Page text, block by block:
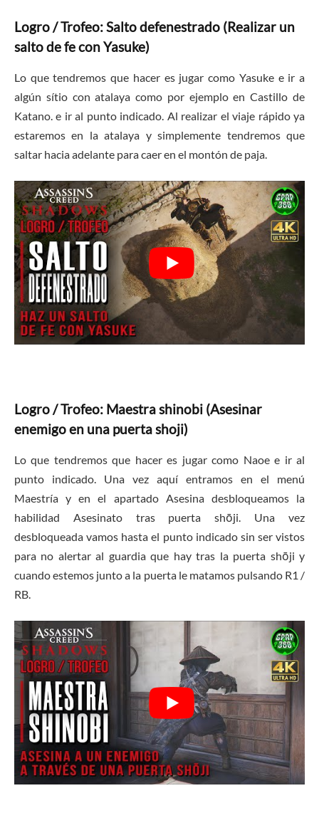
Logro / Trofeo: Salto defenestrado (Realizar un
salto de fe con Yasuke)
Lo que tendremos que hacer es jugar como Yasuke e ir a
algún sítio con atalaya como por ejemplo en Castillo de
Katano. e ir al punto indicado. Al realizar el viaje rápido ya
estaremos en la atalaya y simplemente tendremos que
saltar hacia adelante para caer en el montón de paja.
Logro / Trofeo: Maestra shinobi (Asesinar
enemigo en una puerta shoji)
Lo que tendremos que hacer es jugar como Naoe e ir al
punto indicado. Una vez aquí entramos en el menú
Maestría y en el apartado Asesina desbloqueamos la
habilidad Asesinato tras puerta shōji. Una vez
desbloqueada vamos hasta el punto indicado sin ser vistos
para no alertar al guardia que hay tras la puerta shōji y
cuando estemos junto a la puerta le matamos pulsando R1 /
RB.